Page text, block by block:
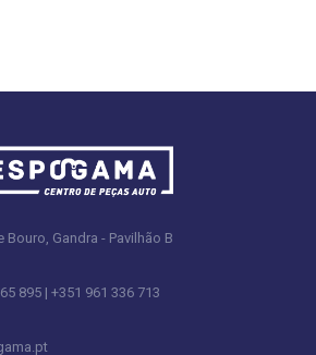
Bouro, Gandra - Pavilhão B
895 | +351 961 336 713